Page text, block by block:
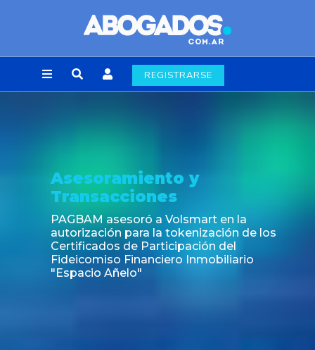
REGISTRARSE
Asesoramiento y
Transacciones
PAGBAM asesoró a Volsmart en la
autorización para la tokenización de los
Certificados de Participación del
Fideicomiso Financiero Inmobiliario
"Espacio Añelo"